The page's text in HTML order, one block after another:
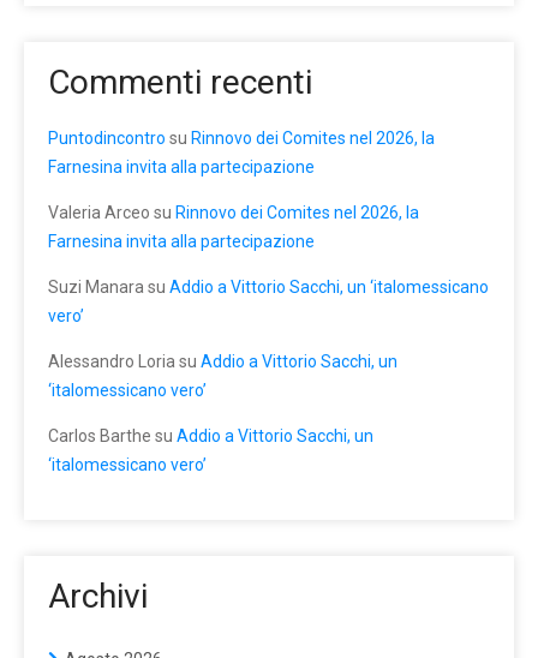
Commenti recenti
Puntodincontro su Rinnovo dei Comites nel 2026, la
Farnesina invita alla partecipazione
Valeria Arceo su Rinnovo dei Comites nel 2026, la
Farnesina invita alla partecipazione
Suzi Manara su Addio a Vittorio Sacchi, un ‘italomessicano
vero’
Alessandro Loria su Addio a Vittorio Sacchi, un
‘italomessicano vero’
Carlos Barthe su Addio a Vittorio Sacchi, un
‘italomessicano vero’
Archivi